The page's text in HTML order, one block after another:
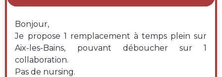
Bonjour,
Je propose 1 remplacement à temps plein sur
Aix-les-Bains, pouvant déboucher sur 1
collaboration.
Pas de nursing.